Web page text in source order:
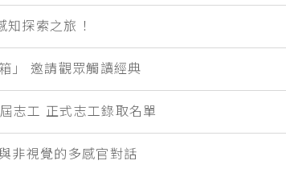
探索之旅！
」 邀請觀眾觸讀經典
志工 正式志工錄取名單
非視覺的多感官對話